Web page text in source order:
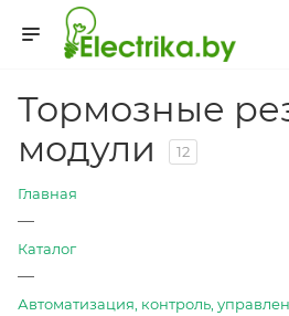
Тормозные
модули
12
Главная
—
Каталог
—
Автоматизация, контроль,